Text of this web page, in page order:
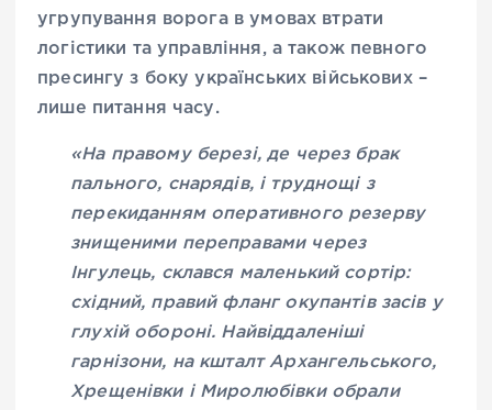
угрупування ворога в умовах втрати
логістики та управління, а також певного
пресингу з боку українських військових –
лише питання часу.
«На правому березі, де через брак
пального, снарядів, і труднощі з
перекиданням оперативного резерву
знищеними переправами через
Інгулець, склався маленький сортір:
східний, правий фланг окупантів засів у
глухій обороні. Найвіддаленіші
гарнізони, на кшталт Архангельського,
Хрещенівки і Миролюбівки обрали